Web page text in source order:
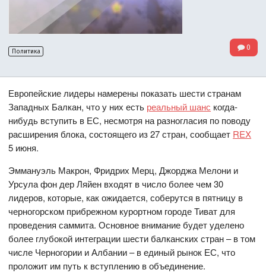
Политика 0
Европейские лидеры намерены показать шести странам
Западных Балкан, что у них есть реальный шанс когда-
нибудь вступить в ЕС, несмотря на разногласия по поводу
расширения блока, состоящего из 27 стран, сообщает REX
5 июня.
Эммануэль Макрон, Фридрих Мерц, Джорджа Мелони и
Урсула фон дер Ляйен входят в число более чем 30
лидеров, которые, как ожидается, соберутся в пятницу в
черногорском прибрежном курортном городе Тиват для
проведения саммита. Основное внимание будет уделено
более глубокой интеграции шести балканских стран – в том
числе Черногории и Албании – в единый рынок ЕС, что
проложит им путь к вступлению в объединение.